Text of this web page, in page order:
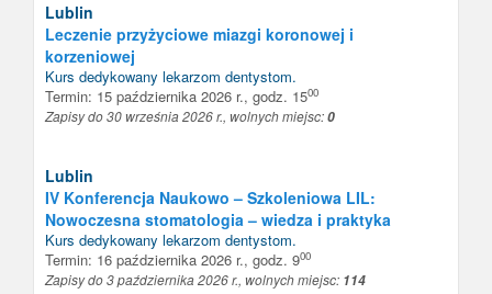
Lublin
Leczenie przyżyciowe miazgi koronowej i
korzeniowej
Kurs dedykowany lekarzom dentystom.
Termin: 15 października 2026 r., godz. 1500
Zapisy do 30 września 2026 r., wolnych miejsc:0
Lublin
IV Konferencja Naukowo – Szkoleniowa LIL:
Nowoczesna stomatologia – wiedza i praktyka
Kurs dedykowany lekarzom dentystom.
Termin: 16 października 2026 r., godz. 900
Zapisy do 3 października 2026 r., wolnych miejsc: 114